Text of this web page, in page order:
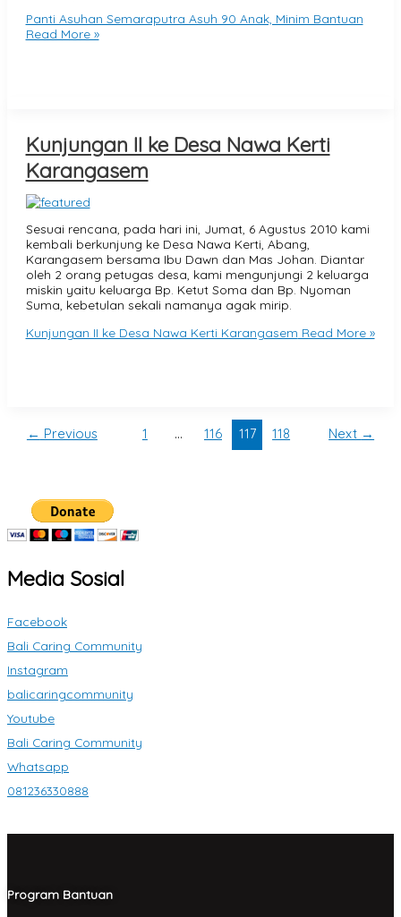
Panti Asuhan Semaraputra Asuh 90 Anak, Minim Bantuan
Read More »
Kunjungan II ke Desa Nawa Kerti
Karangasem
Sesuai rencana, pada hari ini, Jumat, 6 Agustus 2010 kami
kembali berkunjung ke Desa Nawa Kerti, Abang,
Karangasem bersama Ibu Dawn dan Mas Johan. Diantar
oleh 2 orang petugas desa, kami mengunjungi 2 keluarga
miskin yaitu keluarga Bp. Ketut Soma dan Bp. Nyoman
Suma, kebetulan sekali namanya agak mirip.
Kunjungan II ke Desa Nawa Kerti Karangasem Read More »
← Previous 1 … 116 117 118 Next →
Media Sosial
Facebook
Bali Caring Community
Instagram
balicaringcommunity
Youtube
Bali Caring Community
Whatsapp
081236330888
Program Bantuan